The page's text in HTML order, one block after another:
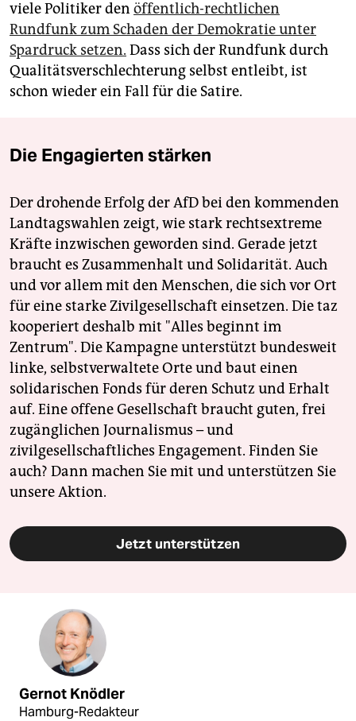
viele Politiker den öffentlich-rechtlichen
Rundfunk zum Schaden der Demokratie unter
Spardruck setzen. Dass sich der Rundfunk durch
Qualitätsverschlechterung selbst entleibt, ist
schon wieder ein Fall für die Satire.
Die Engagierten stärken
Der drohende Erfolg der AfD bei den kommenden
Landtagswahlen zeigt, wie stark rechtsextreme
Kräfte inzwischen geworden sind. Gerade jetzt
braucht es Zusammenhalt und Solidarität. Auch
und vor allem mit den Menschen, die sich vor Ort
für eine starke Zivilgesellschaft einsetzen. Die taz
kooperiert deshalb mit "Alles beginnt im
Zentrum". Die Kampagne unterstützt bundesweit
linke, selbstverwaltete Orte und baut einen
solidarischen Fonds für deren Schutz und Erhalt
auf. Eine offene Gesellschaft braucht guten, frei
zugänglichen Journalismus – und
zivilgesellschaftliches Engagement. Finden Sie
auch? Dann machen Sie mit und unterstützen Sie
unsere Aktion.
Jetzt unterstützen
Gernot Knödler
Hamburg-Redakteur